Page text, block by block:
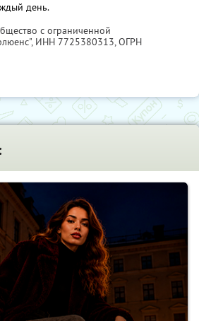
день.
с ограниченной
ИНН 7725380313, ОГРН